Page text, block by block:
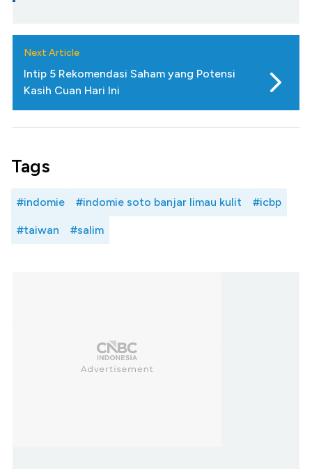
Next Article
Intip 5 Rekomendasi Saham yang Potensi
Kasih Cuan Hari Ini
Tags
#indomie #indomie soto banjar limau kulit #icbp
#taiwan #salim